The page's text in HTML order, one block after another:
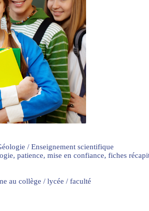
/ Enseignement scientifique
patience, mise en confiance, fiches
au collège / lycée / faculté